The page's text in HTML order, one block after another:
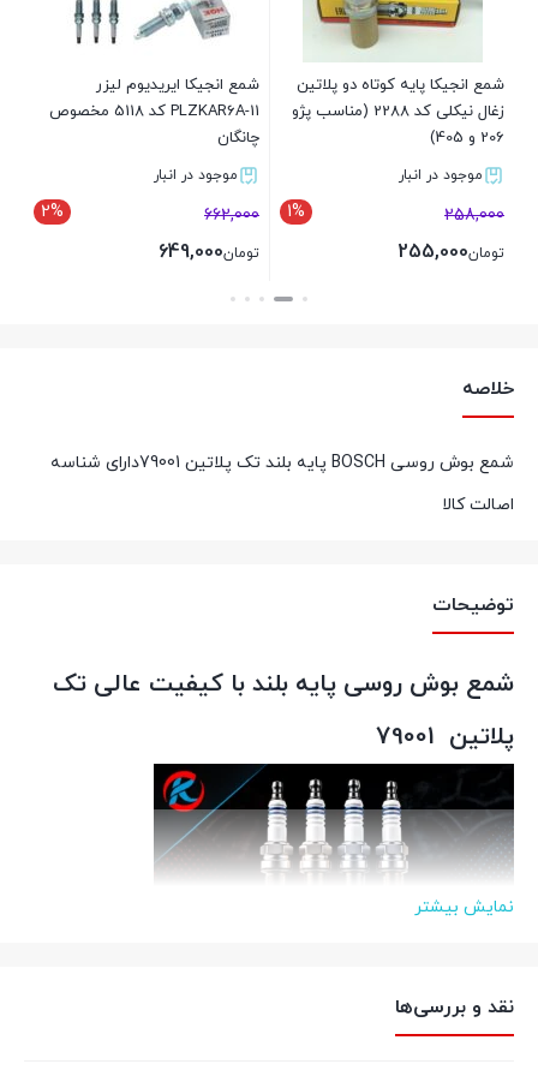
شمع انجیکا پایه کوتاه دو پلاتین
زغال نیکلی کد 2288 (مناسب پژو
موجود در انبار
258,000
تومان255,000
شمع انجیکا ایریدیوم لیزر
PLZKAR6A-11 کد 5118 مخصوص
چانگان
موجود در انبار
662,000
تومان649,000
خلاصه
شمع بوش روسی BOSCH پایه بلند تک پلاتین 79001دارای شناسه
اصالت کالا
توضیحات
شمع بوش روسی پایه بلند با کیفیت عالی تک
پلاتین 79001
کالازارا
نمایش بیشتر
نقد و بررسی‌ها